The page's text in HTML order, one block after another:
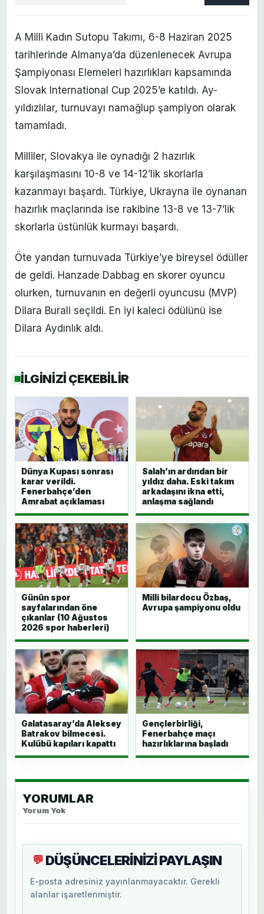
A Milli Kadın Sutopu Takımı, 6-8 Haziran 2025
tarihlerinde Almanya’da düzenlenecek Avrupa
Şampiyonası Elemeleri hazırlıkları kapsamında
Slovak International Cup 2025’e katıldı. Ay-
yıldızlılar, turnuvayı namağlup şampiyon olarak
tamamladı.
Milliler, Slovakya ile oynadığı 2 hazırlık
karşılaşmasını 10-8 ve 14-12’lik skorlarla
kazanmayı başardı. Türkiye, Ukrayna ile oynanan
hazırlık maçlarında ise rakibine 13-8 ve 13-7’lik
skorlarla üstünlük kurmayı başardı.
Öte yandan turnuvada Türkiye’ye bireysel ödüller
de geldi. Hanzade Dabbag en skorer oyuncu
olurken, turnuvanın en değerli oyuncusu (MVP)
Dilara Burali seçildi. En iyi kaleci ödülünü ise
Dilara Aydınlık aldı.
İLGİNİZİ ÇEKEBİLİR
Dünya Kupası sonrası
karar verildi.
Fenerbahçe’den
Amrabat açıklaması
Salah’ın ardından bir
yıldız daha. Eski takım
arkadaşını ikna etti,
anlaşma sağlandı
Günün spor
sayfalarından öne
çıkanlar (10 Ağustos
2026 spor haberleri)
Milli bilardocu Özbaş,
Avrupa şampiyonu oldu
Galatasaray’da Aleksey
Batrakov bilmecesi.
Kulübü kapıları kapattı
Gençlerbirliği,
Fenerbahçe maçı
hazırlıklarına başladı
YORUMLAR
Yorum Yok
💬 DÜŞÜNCELERİNİZİ PAYLAŞIN
E-posta adresiniz yayınlanmayacaktır. Gerekli
alanlar işaretlenmiştir.